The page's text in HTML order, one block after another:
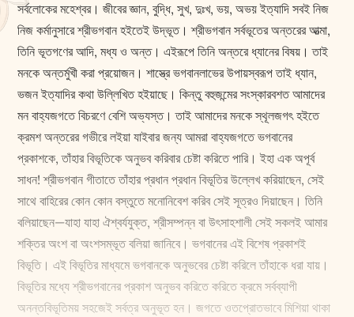
সর্বলোকের মহেশ্বর। জীবের জ্ঞান, বুদ্ধি, সুখ, দুঃখ, ভয়, অভয় ইত্যাদি সবই নিজ
নিজ কর্মানুসারে শ্রীভগবান হইতেই উদ্ভূত। শ্রীভগবান সর্বভূতের অন্তরের আত্মা,
তিনি ভূতগণের আদি, মধ্য ও অন্ত। এইরূপে তিনি অন্তরে ধ্যানের বিষয়। তাই
মনকে অন্তর্মুখী করা প্রয়োজন। শাস্ত্রে ভগবানলাভের উপায়স্বরূপ তাই ধ্যান,
ভজন ইত্যাদির কথা উল্লিখিত হইয়াছে। কিন্তু বহুজন্মের সংস্কারবশত আমাদের
মন বাহ্যজগতে বিচরণে বেশি অভ্যস্ত। তাই আমাদের মনকে স্থূলজগৎ হইতে
ক্রমশ অন্তরের গভীরে লইয়া যাইবার জন্য আমরা বাহ্যজগতে ভগবানের
প্রকাশকে, তাঁহার বিভূতিকে অনুভব করিবার চেষ্টা করিতে পারি। ইহা এক অপূর্ব
সাধন! শ্রীভগবান গীতাতে তাঁহার প্রধান প্রধান বিভূতির উল্লেখ করিয়াছেন, সেই
সাথে বাহিরের কোন কোন বস্তুতে মনোনিবেশ করিব সেই সূত্রও দিয়াছেন। তিনি
বলিয়াছেন—যাহা যাহা ঐশ্বর্যযুক্ত, শ্রীসম্পন্ন বা উৎসাহশালী সেই সকলই আমার
শক্তির অংশ বা অংশসম্ভূত বলিয়া জানিবে। ভগবানের এই বিশেষ প্রকাশই
বিভূতি। এই বিভূতির মাধ্যমে ভগবানকে অনুভবের চেষ্টা করিলে তাঁহাকে ধরা যায়।
বিভূতির মধ্যে শ্রীভগবানের প্রকাশ অনুভব করিতে করিতে ক্রমে সর্বব্যাপী
অনন্তবিভূতিময় সহজেই সর্বত্র অনুভূত হন। জগতে ওতপ্রোতভাবে মিশিয়া থাকা